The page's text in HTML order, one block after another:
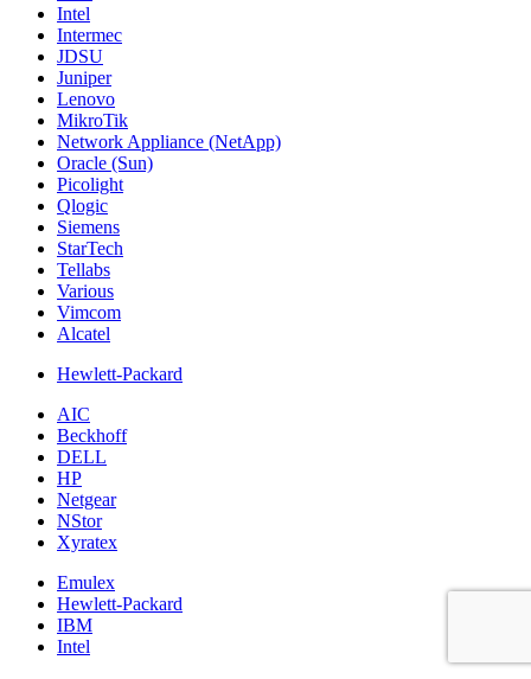
Intel
Intermec
JDSU
Juniper
Lenovo
MikroTik
Network Appliance (NetApp)
Oracle (Sun)
Picolight
Qlogic
Siemens
StarTech
Tellabs
Various
Vimcom
Alcatel
Hewlett-Packard
AIC
Beckhoff
DELL
HP
Netgear
NStor
Xyratex
Emulex
Hewlett-Packard
IBM
Intel